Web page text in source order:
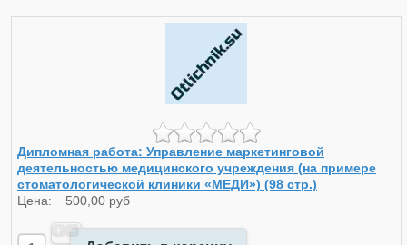
Дипломная работа: Управление маркетинговой
деятельностью медицинского учреждения (на примере
стоматологической клиники «МЕДИ») (98 стр.)
Цена: 500,00 руб